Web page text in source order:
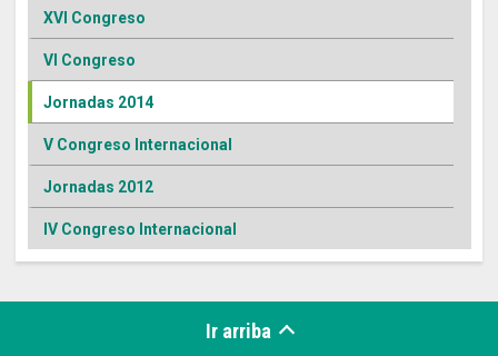
XVI Congreso
VI Congreso
Jornadas 2014
V Congreso Internacional
Jornadas 2012
IV Congreso Internacional
Ir arriba